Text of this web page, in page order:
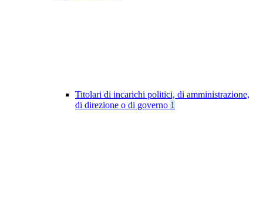
Titolari di incarichi politici, di amministrazione,
di direzione o di governo 1